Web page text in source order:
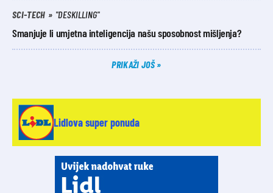
SCI-TECH "DESKILLING"
Smanjuje li umjetna inteligencija našu sposobnost mišljenja?
PRIKAŽI JOŠ
Lidlova super ponuda